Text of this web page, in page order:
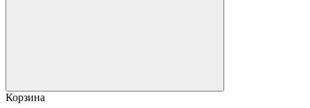
Корзина